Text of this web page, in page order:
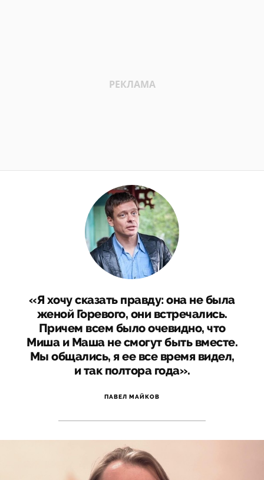
«Я хочу сказать правду: она не была
женой Горевого, они встречались.
Причем всем было очевидно, что
Миша и Маша не смогут быть вместе.
Мы общались, я ее все время видел,
и так полтора года».
ПАВЕЛ МАЙКОВ